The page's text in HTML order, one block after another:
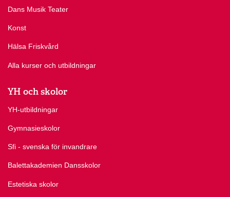
Dans Musik Teater
Konst
Hälsa Friskvård
Alla kurser och utbildningar
YH och skolor
YH-utbildningar
Gymnasieskolor
Sfi - svenska för invandrare
Balettakademien Dansskolor
Estetiska skolor